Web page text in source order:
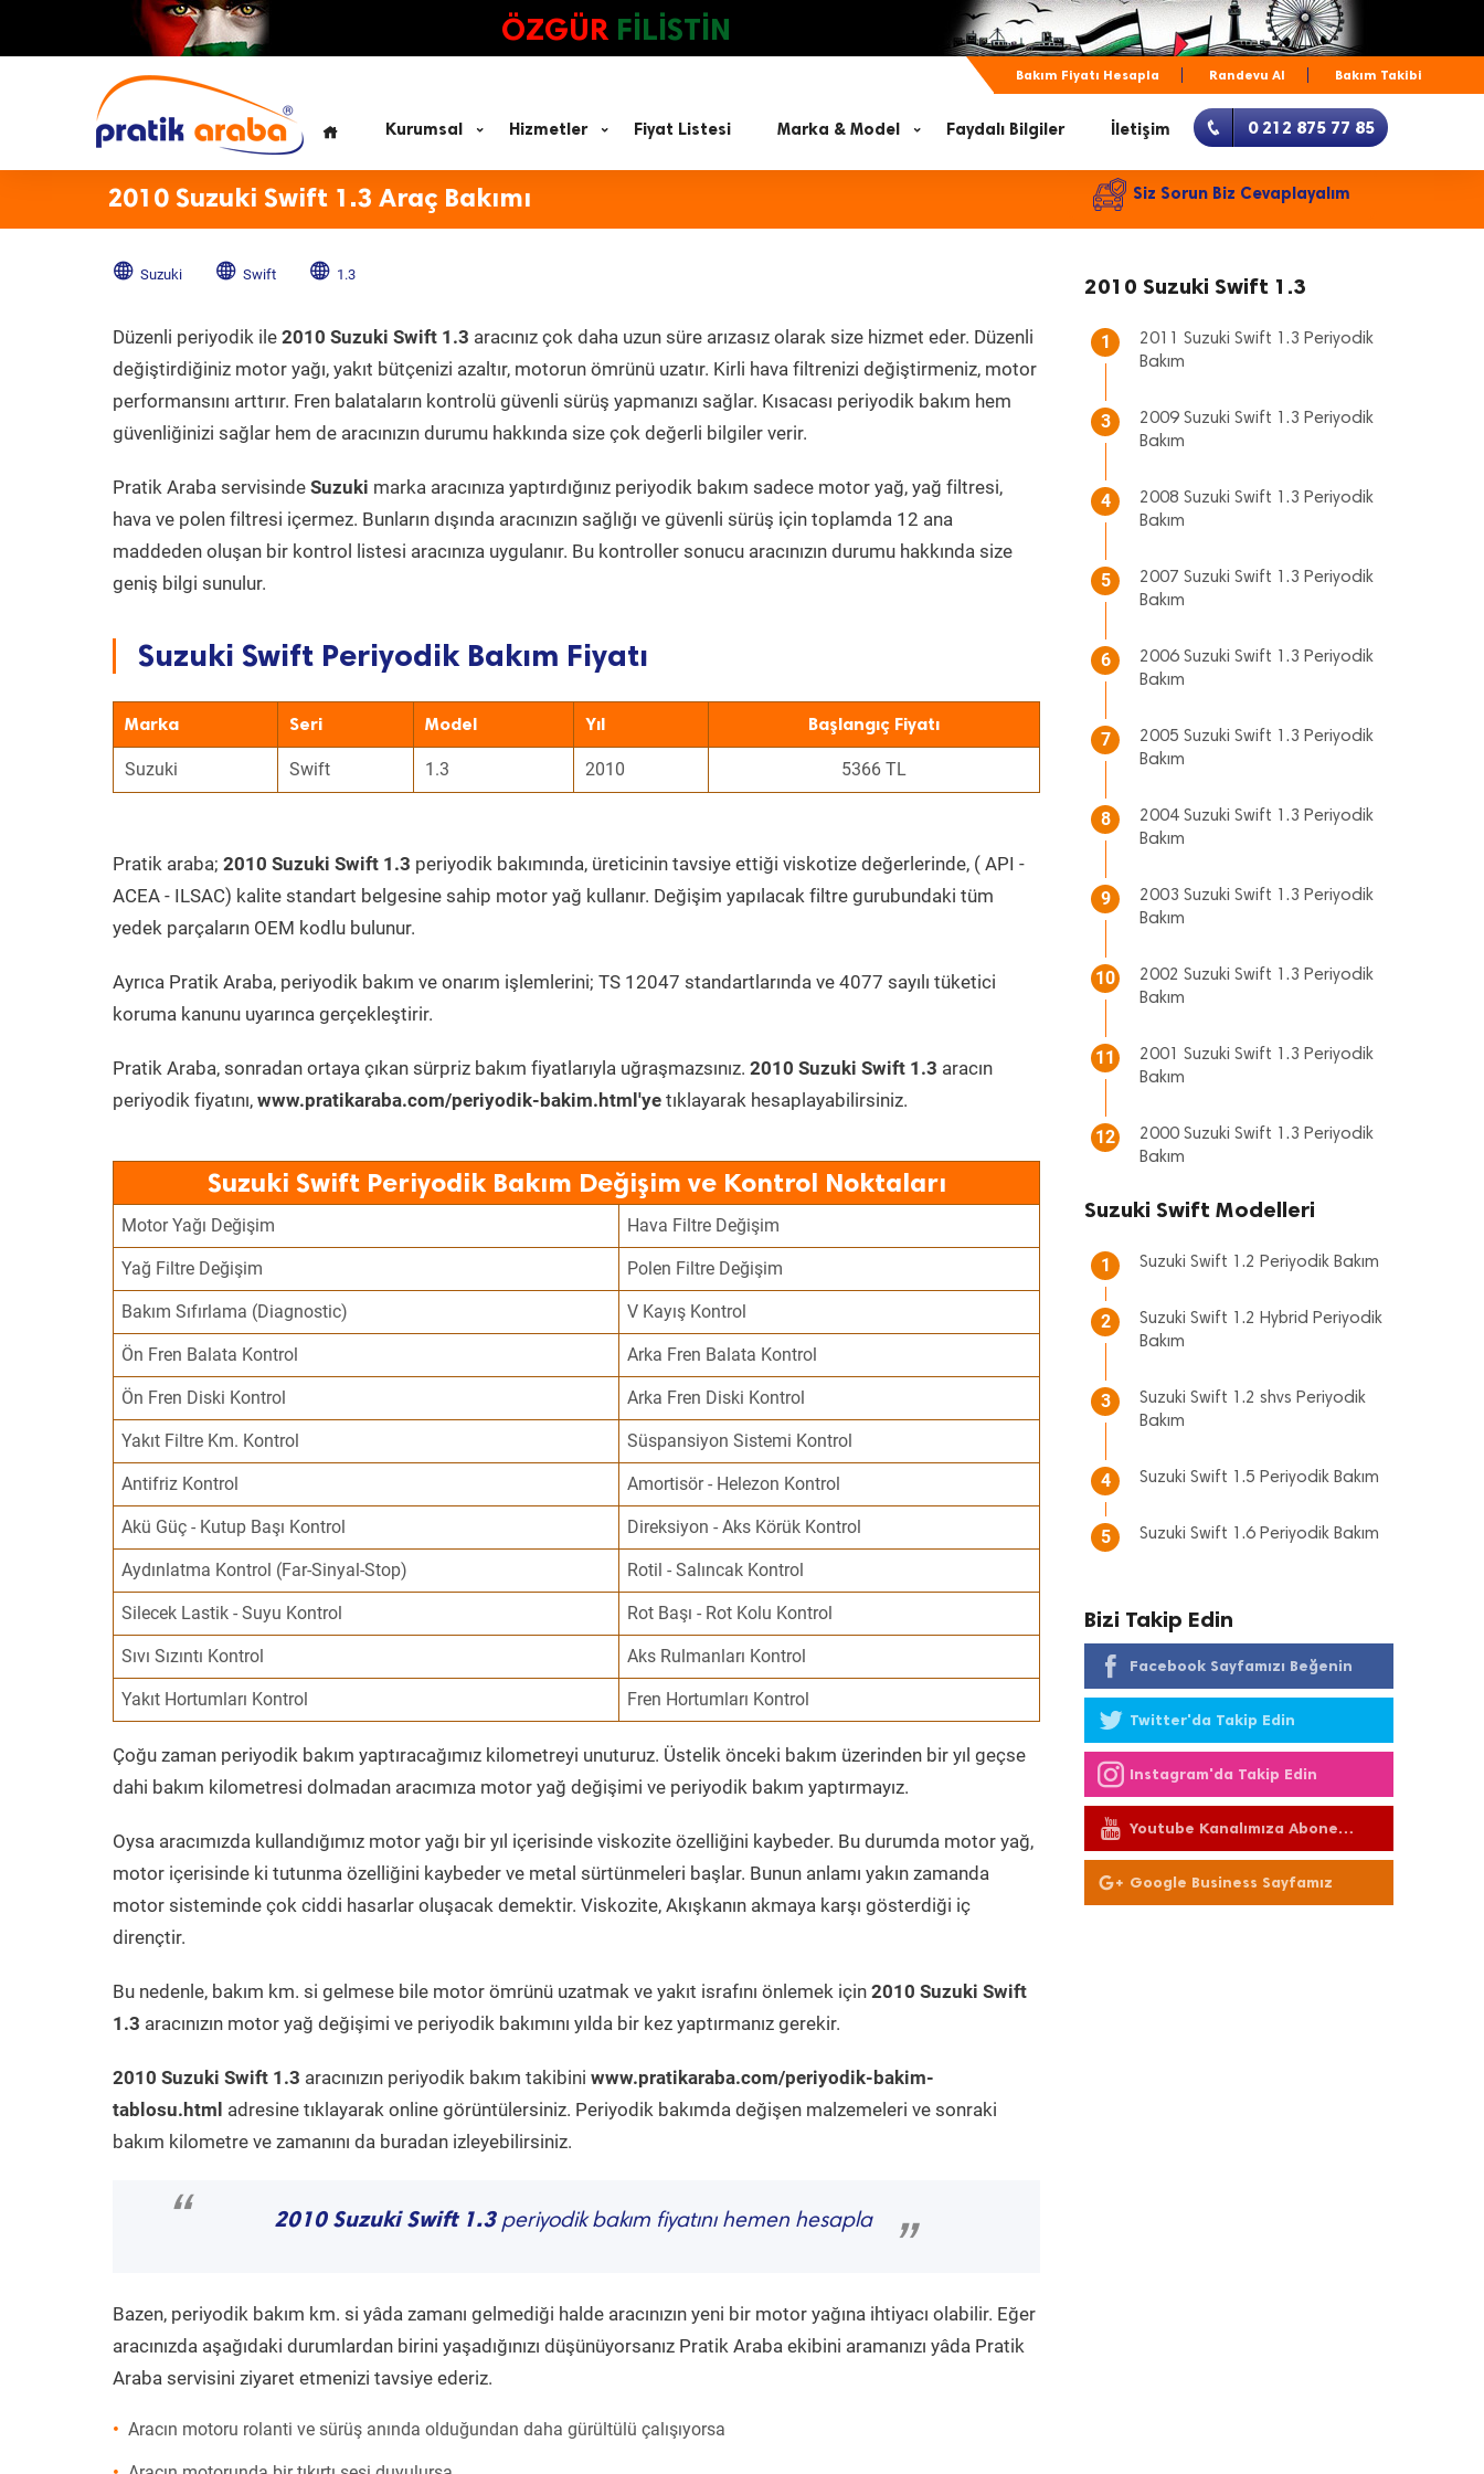
ÖZGÜR FİLİSTİN
Bakım Fiyatı Hesapla Randevu Al Bakım Takibi
Kurumsal Hizmetler Fiyat Listesi Marka & Model Faydalı Bilgiler İletişim 0 212 875 77 85
2010 Suzuki Swift 1.3 Araç Bakımı Siz Sorun Biz Cevaplayalım
Suzuki Swift 1.3
Düzenli periyodik ile 2010 Suzuki Swift 1.3 aracınız çok daha uzun süre arızasız olarak size hizmet eder. Düzenli
değiştirdiğiniz motor yağı, yakıt bütçenizi azaltır, motorun ömrünü uzatır. Kirli hava filtrenizi değiştirmeniz, motor
performansını arttırır. Fren balataların kontrolü güvenli sürüş yapmanızı sağlar. Kısacası periyodik bakım hem
güvenliğinizi sağlar hem de aracınızın durumu hakkında size çok değerli bilgiler verir.
Pratik Araba servisinde Suzuki marka aracınıza yaptırdığınız periyodik bakım sadece motor yağ, yağ filtresi,
hava ve polen filtresi içermez. Bunların dışında aracınızın sağlığı ve güvenli sürüş için toplamda 12 ana
maddeden oluşan bir kontrol listesi aracınıza uygulanır. Bu kontroller sonucu aracınızın durumu hakkında size
geniş bilgi sunulur.
Suzuki Swift Periyodik Bakım Fiyatı
Marka Seri Model Yıl Başlangıç Fiyatı
Suzuki Swift 1.3 2010 5366 TL
Pratik araba; 2010 Suzuki Swift 1.3 periyodik bakımında, üreticinin tavsiye ettiği viskotize değerlerinde, ( API -
ACEA - ILSAC) kalite standart belgesine sahip motor yağ kullanır. Değişim yapılacak filtre gurubundaki tüm
yedek parçaların OEM kodlu bulunur.
Ayrıca Pratik Araba, periyodik bakım ve onarım işlemlerini; TS 12047 standartlarında ve 4077 sayılı tüketici
koruma kanunu uyarınca gerçekleştirir.
Pratik Araba, sonradan ortaya çıkan sürpriz bakım fiyatlarıyla uğraşmazsınız. 2010 Suzuki Swift 1.3 aracın
periyodik fiyatını, www.pratikaraba.com/periyodik-bakim.html'ye tıklayarak hesaplayabilirsiniz.
Suzuki Swift Periyodik Bakım Değişim ve Kontrol Noktaları
Motor Yağı Değişim Hava Filtre Değişim
Yağ Filtre Değişim Polen Filtre Değişim
Bakım Sıfırlama (Diagnostic) V Kayış Kontrol
Ön Fren Balata Kontrol Arka Fren Balata Kontrol
Ön Fren Diski Kontrol Arka Fren Diski Kontrol
Yakıt Filtre Km. Kontrol Süspansiyon Sistemi Kontrol
Antifriz Kontrol Amortisör - Helezon Kontrol
Akü Güç - Kutup Başı Kontrol Direksiyon - Aks Körük Kontrol
Aydınlatma Kontrol (Far-Sinyal-Stop) Rotil - Salıncak Kontrol
Silecek Lastik - Suyu Kontrol Rot Başı - Rot Kolu Kontrol
Sıvı Sızıntı Kontrol Aks Rulmanları Kontrol
Yakıt Hortumları Kontrol Fren Hortumları Kontrol
Çoğu zaman periyodik bakım yaptıracağımız kilometreyi unuturuz. Üstelik önceki bakım üzerinden bir yıl geçse
dahi bakım kilometresi dolmadan aracımıza motor yağ değişimi ve periyodik bakım yaptırmayız.
Oysa aracımızda kullandığımız motor yağı bir yıl içerisinde viskozite özelliğini kaybeder. Bu durumda motor yağ,
motor içerisinde ki tutunma özelliğini kaybeder ve metal sürtünmeleri başlar. Bunun anlamı yakın zamanda
motor sisteminde çok ciddi hasarlar oluşacak demektir. Viskozite, Akışkanın akmaya karşı gösterdiği iç
dirençtir.
Bu nedenle, bakım km. si gelmese bile motor ömrünü uzatmak ve yakıt israfını önlemek için 2010 Suzuki Swift
1.3 aracınızın motor yağ değişimi ve periyodik bakımını yılda bir kez yaptırmanız gerekir.
2010 Suzuki Swift 1.3 aracınızın periyodik bakım takibini www.pratikaraba.com/periyodik-bakim-
tablosu.html adresine tıklayarak online görüntülersiniz. Periyodik bakımda değişen malzemeleri ve sonraki
bakım kilometre ve zamanını da buradan izleyebilirsiniz.
“ 2010 Suzuki Swift 1.3periyodik bakım fiyatını hemen hesapla
”
Bazen, periyodik bakım km. si yâda zamanı gelmediği halde aracınızın yeni bir motor yağına ihtiyacı olabilir. Eğer
aracınızda aşağıdaki durumlardan birini yaşadığınızı düşünüyorsanız Pratik Araba ekibini aramanızı yâda Pratik
Araba servisini ziyaret etmenizi tavsiye ederiz.
Aracın motoru rolanti ve sürüş anında olduğundan daha gürültülü çalışıyorsa
2010 Suzuki Swift 1.3
1
2011 Suzuki Swift 1.3 Periyodik
Bakım
3
2009 Suzuki Swift 1.3 Periyodik
Bakım
4
2008 Suzuki Swift 1.3 Periyodik
Bakım
5
2007 Suzuki Swift 1.3 Periyodik
Bakım
6
2006 Suzuki Swift 1.3 Periyodik
Bakım
7
2005 Suzuki Swift 1.3 Periyodik
Bakım
8
2004 Suzuki Swift 1.3 Periyodik
Bakım
9
2003 Suzuki Swift 1.3 Periyodik
Bakım
10
2002 Suzuki Swift 1.3 Periyodik
Bakım
11
2001 Suzuki Swift 1.3 Periyodik
Bakım
12
2000 Suzuki Swift 1.3 Periyodik
Bakım
Suzuki Swift Modelleri
1 Suzuki Swift 1.2 Periyodik Bakım
2
Suzuki Swift 1.2 Hybrid Periyodik
Bakım
3
Suzuki Swift 1.2 shvs Periyodik
Bakım
4 Suzuki Swift 1.5 Periyodik Bakım
5 Suzuki Swift 1.6 Periyodik Bakım
Bizi Takip Edin
Facebook Sayfamızı Beğenin
Twitter'da Takip Edin
Instagram'da Takip Edin
Youtube Kanalımıza Abone
Olun
Google Business Sayfamız